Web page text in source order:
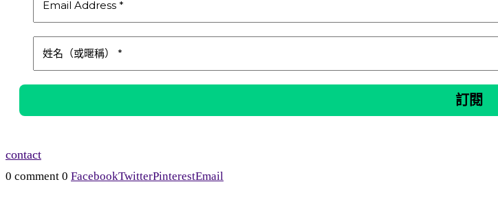
contact
0 comment 0 FacebookTwitterPinterestEmail